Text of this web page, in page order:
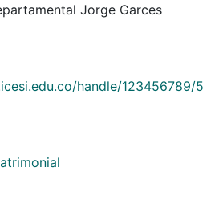
Jorge Garces
handle/123456789/5